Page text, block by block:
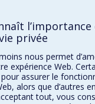
académique
vétérinaire de l'Université
l’importance
privée
nous permet
expérience Web.
assurer le
alors que d’autres
tout, vous